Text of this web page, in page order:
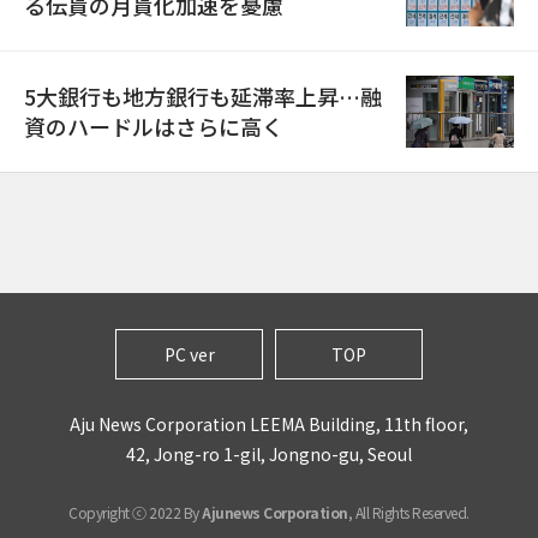
5大銀行も地方銀行も延滞率上昇…融
資のハードルはさらに高く
PC ver TOP
Aju News Corporation LEEMA Building, 11th floor,
42, Jong-ro 1-gil, Jongno-gu, Seoul
Copyright ⓒ 2022 ByAjunews Corporation, All Rights Reserved.